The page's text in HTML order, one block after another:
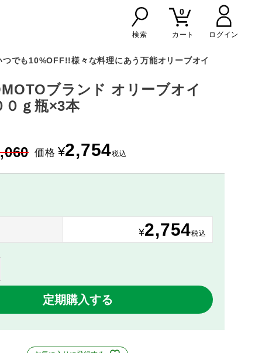
検索
0
カート
つでも10%OFF!!様々な料理にあう万能オリーブオイ
ブランド オリーブオイ
０ｇ瓶×3本
価格 ¥2,754税込
¥2,754税込
定期購入する